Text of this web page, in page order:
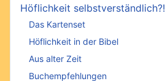
Höflichkeit selbstverständlich?!
Das Kartenset
Höflichkeit in der Bibel
Aus alter Zeit
Buchempfehlungen